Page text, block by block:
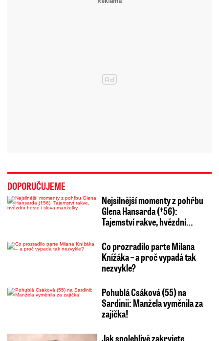
DOPORUČUJEME
Nejsilnější momenty z pohřbu
Glena Hansarda (†56):
Tajemství rakve, hvězdní…
Co prozradilo parte Milana
Knížáka – a proč vypadá tak
nezvykle?
Pohublá Csáková (55) na
Sardinii: Manžela vyměnila za
zajíčka!
Jak spolehlivě zakryjete